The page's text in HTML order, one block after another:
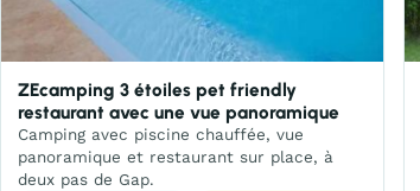
ZEcamping 3 étoiles pet friendly
restaurant avec une vue panoramique
Camping avec piscine chauffée, vue
panoramique et restaurant sur place, à
deux pas de Gap.